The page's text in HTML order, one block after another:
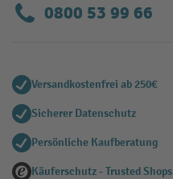
0800 53 99 66
Versandkostenfrei ab 250€
Sicherer Datenschutz
Persönliche Kaufberatung
Käuferschutz - Trusted Shops